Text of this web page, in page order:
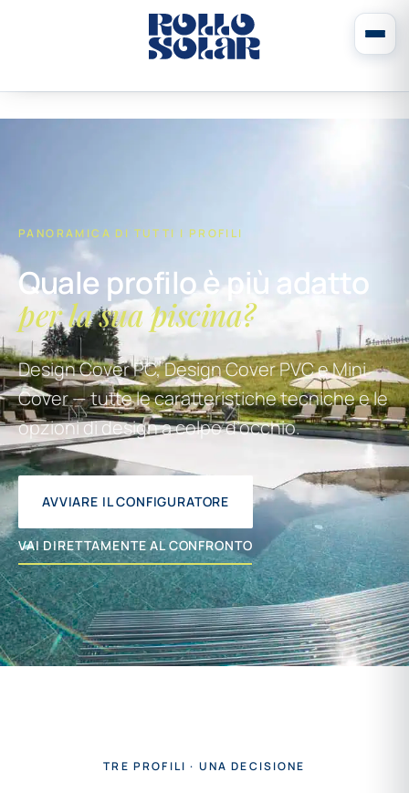
PANORAMICA DI TUTTI I PROFILI
Quale profilo è più adatto
per la sua piscina?
Design Cover PC, Design Cover PVC e Mini
Cover — tutte le caratteristiche tecniche e le
opzioni di design a colpo d’occhio.
AVVIARE IL CONFIGURATORE
VAI DIRETTAMENTE AL CONFRONTO
TRE PROFILI · UNA DECISIONE